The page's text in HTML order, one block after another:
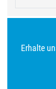
Erhalte